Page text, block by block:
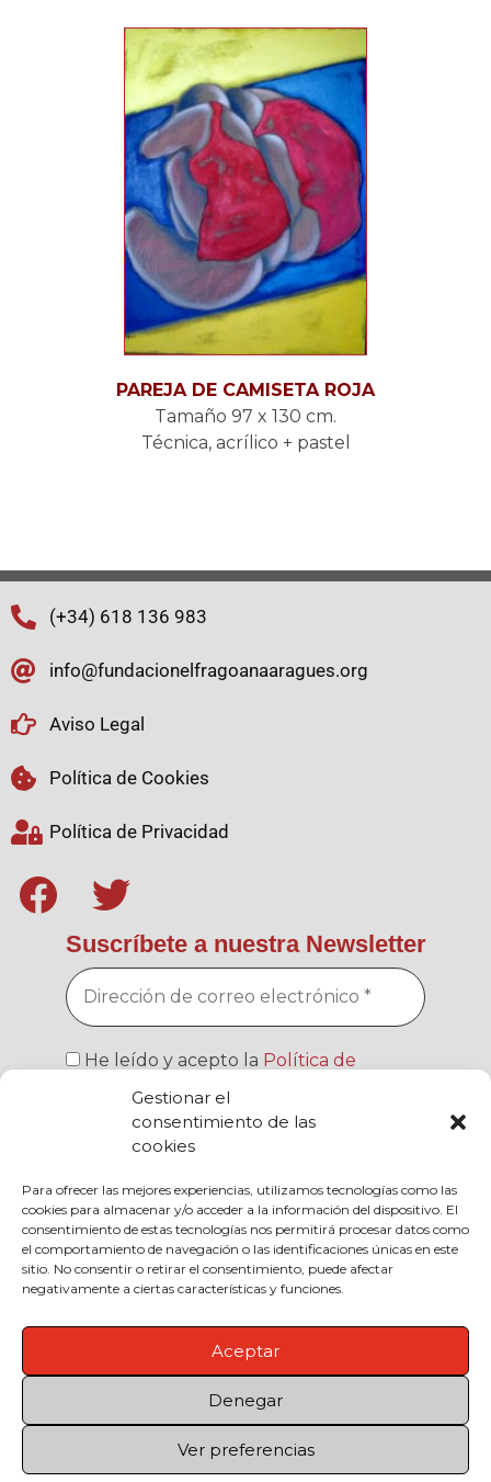
Gestionar el
consentimiento de las
cookies
Para ofrecer las mejores experiencias, utilizamos tecnologías como las
cookies para almacenar y/o acceder a la información del dispositivo. El
consentimiento de estas tecnologías nos permitirá procesar datos como
el comportamiento de navegación o las identificaciones únicas en este
sitio. No consentir o retirar el consentimiento, puede afectar
negativamente a ciertas características y funciones.
Aceptar
Denegar
Ver preferencias
PAREJA DE CAMISETA ROJA
Tamaño 97 x 130 cm.
Técnica, acrílico + pastel
(+34) 618 136 983
info@fundacionelfragoanaaragues.org
Aviso Legal
Política de Cookies
Política de Privacidad
Suscríbete a nuestra Newsletter
He leído y acepto la Política de
Responsable » Fundación El Frago, Ana
Aragüés / Finalidad » Enviarte nuestras
publicaciones y noticias / Legitimación » tu
consentimiento / Destinatarios » solo se
realizan cesiones si existe una obligación
y suprimir los datos como se indica en la
Política de Privacidad